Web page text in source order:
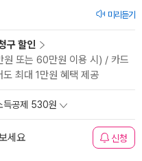
미리듣기
구 할인
또는 60만원 이용 시) / 카드
최대 1만원 혜택 제공
득공제 530원
세요 신청